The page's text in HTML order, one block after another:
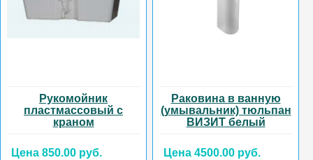
Рукомойник
пластмассовый с
краном
Цена 850.00 руб.
Раковина в ванную
(умывальник) тюльпан
ВИЗИТ белый
Цена 4500.00 руб.